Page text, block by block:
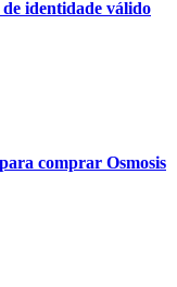
de identidade válido
comprar Osmosis